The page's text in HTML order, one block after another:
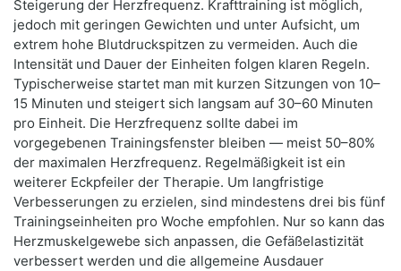
Steigerung der Herzfrequenz. Krafttraining ist möglich,
jedoch mit geringen Gewichten und unter Aufsicht, um
extrem hohe Blutdruckspitzen zu vermeiden. Auch die
Intensität und Dauer der Einheiten folgen klaren Regeln.
Typischerweise startet man mit kurzen Sitzungen von 10–
15 Minuten und steigert sich langsam auf 30–60 Minuten
pro Einheit. Die Herzfrequenz sollte dabei im
vorgegebenen Trainingsfenster bleiben — meist 50–80%
der maximalen Herzfrequenz. Regelmäßigkeit ist ein
weiterer Eckpfeiler der Therapie. Um langfristige
Verbesserungen zu erzielen, sind mindestens drei bis fünf
Trainingseinheiten pro Woche empfohlen. Nur so kann das
Herzmuskelgewebe sich anpassen, die Gefäßelastizität
verbessert werden und die allgemeine Ausdauer